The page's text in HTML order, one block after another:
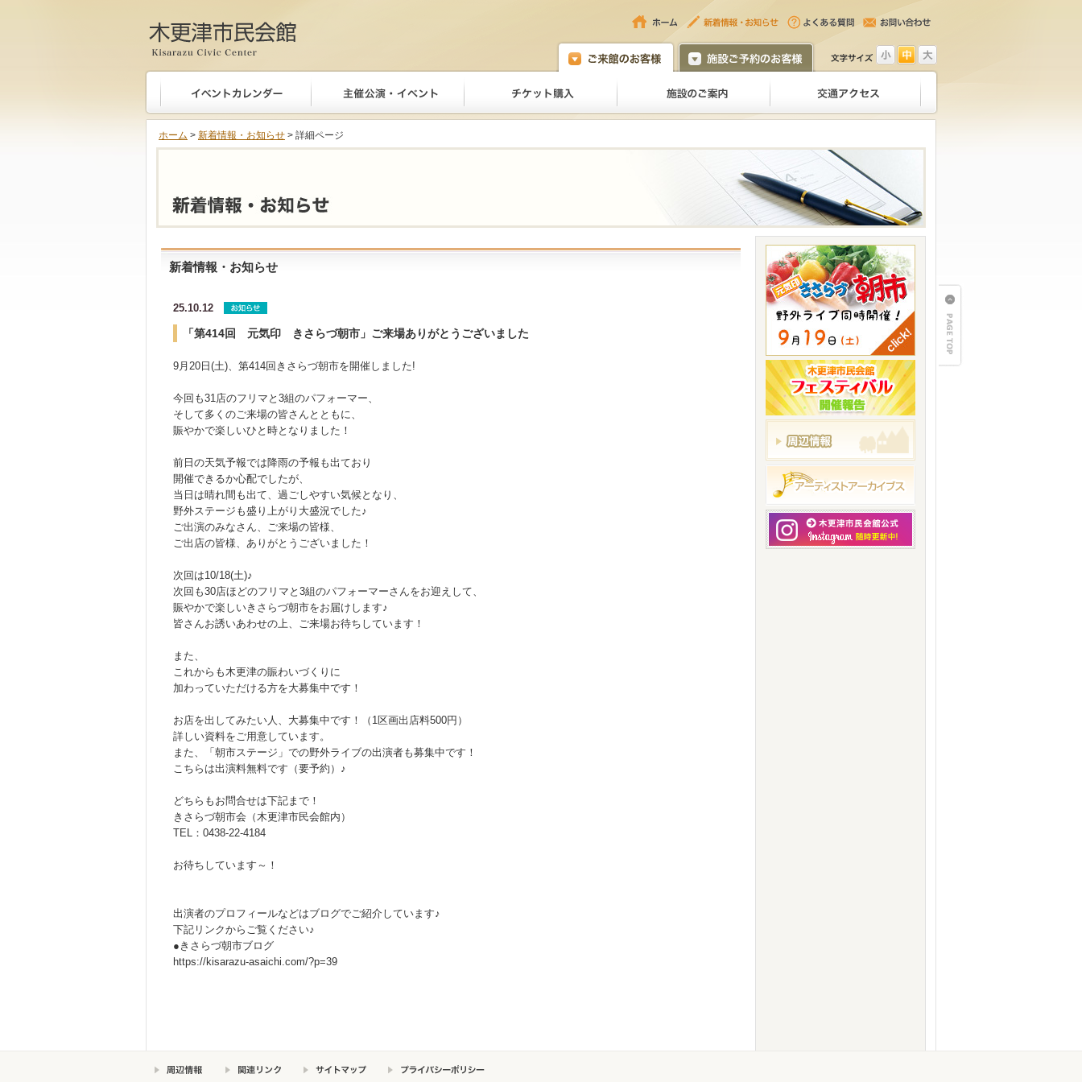
木更津市民会館
ホーム > 新着情報・お知らせ > 詳細ページ
新着情報・お知らせ
25.10.12
「第414回 元気印 きさらづ朝市」ご来場ありがとうございました
9月20日(土)、第414回きさらづ朝市を開催しました!
今回も31店のフリマと3組のパフォーマー、
そして多くのご来場の皆さんとともに、
賑やかで楽しいひと時となりました！
前日の天気予報では降雨の予報も出ており
開催できるか心配でしたが、
当日は晴れ間も出て、過ごしやすい気候となり、
野外ステージも盛り上がり大盛況でした♪
ご出演のみなさん、ご来場の皆様、
ご出店の皆様、ありがとうございました！
次回は10/18(土)♪
次回も30店ほどのフリマと3組のパフォーマーさんをお迎えして、
賑やかで楽しいきさらづ朝市をお届けします♪
皆さんお誘いあわせの上、ご来場お待ちしています！
また、
これからも木更津の賑わいづくりに
加わっていただける方を大募集中です！
お店を出してみたい人、大募集中です！（1区画出店料500円）
詳しい資料をご用意しています。
また、「朝市ステージ」での野外ライブの出演者も募集中です！
こちらは出演料無料です（要予約）♪
どちらもお問合せは下記まで！
きさらづ朝市会（木更津市民会館内）
TEL：0438-22-4184
お待ちしています～！
出演者のプロフィールなどはブログでご紹介しています♪
下記リンクからご覧ください♪
●きさらづ朝市ブログ
https://kisarazu-asaichi.com/?p=39